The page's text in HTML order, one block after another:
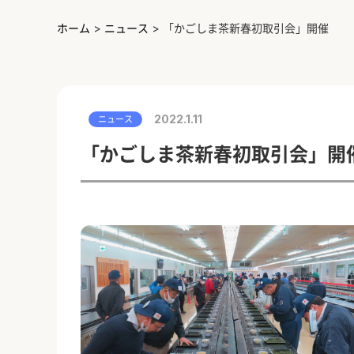
ホーム > ニュース > 「かごしま茶新春初取引会」開催
ニュース 2022.1.11
「かごしま茶新春初取引会」開